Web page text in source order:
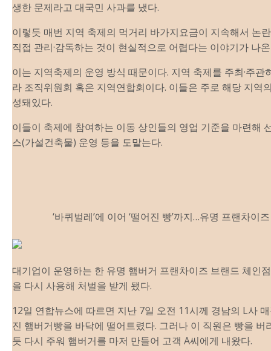
생한 문제라고 대국민 사과를 냈다.
이렇듯 매번 지역 축제의 먹거리 바가지요금이 지속해서 논
직접 관리·감독하는 것이 현실적으로 어렵다는 이야기가 나
이는 지역축제의 운영 방식 때문이다. 지역 축제를 주최·주
라 조직위원회 혹은 지역연합회이다. 이들은 주로 해당 지역
성돼있다.
이들이 축제에 참여하는 이동 상인들의 영업 기준을 마련해
스(가설건축물) 운영 등을 도맡는다.
‘바퀴벌레’에 이어 ‘떨어진 빵’까지…유명 프랜차이
대기업이 운영하는 한 유명 햄버거 프랜차이즈 브랜드 체인
을 다시 사용해 처벌을 받게 됐다.
12일 연합뉴스에 따르면 지난 7일 오전 11시께 경남의 L사
진 햄버거빵을 바닥에 떨어트렸다. 그러나 이 직원은 빵을
듯 다시 주워 햄버거를 마저 만들어 고객 A씨에게 내왔다.